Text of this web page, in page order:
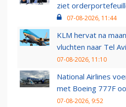
ziet
07-08-2026, 11:44
KLM hervat na
vluchten naar Tel
07-08-2026, 11:10
National Airlines
met Boeing 777F
07-08-2026, 9:52